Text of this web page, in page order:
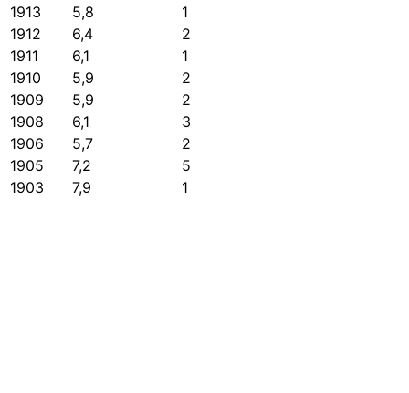
1913
5,8
1
1912
6,4
2
1911
6,1
1
1910
5,9
2
1909
5,9
2
1908
6,1
3
1906
5,7
2
1905
7,2
5
1903
7,9 1